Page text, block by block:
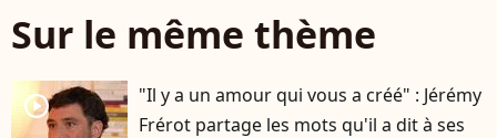
Sur le même thème
player2
"Il y a un amour qui vous a créé" : Jérémy
Frérot partage les mots qu'il a dit à ses